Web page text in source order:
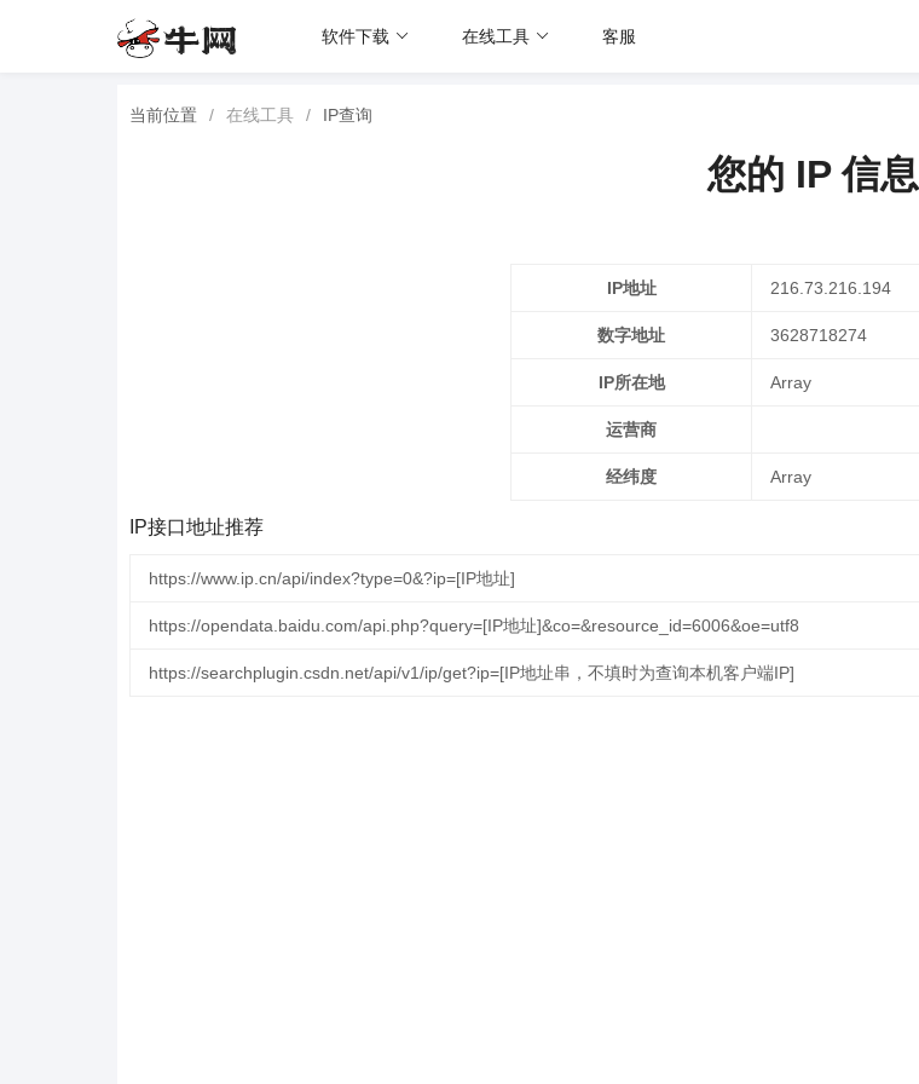
软件下载 在线工具 客服
当前位置 / 在线工具 / IP查询
您的 IP 信息
IP地址 216.73.216.194
数字地址 3628718274
IP所在地 Array
运营商
经纬度 Array
IP接口地址推荐
https://www.ip.cn/api/index?type=0&?ip=[IP地址]
https://opendata.baidu.com/api.php?query=[IP地址]&co=&resource_id=6006&oe=utf8
https://searchplugin.csdn.net/api/v1/ip/get?ip=[IP地址串，不填时为查询本机客户端IP]